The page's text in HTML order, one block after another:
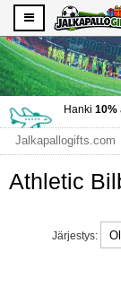
Hanki 10%
Jalkapallogifts.com
Athletic
Järjestys: